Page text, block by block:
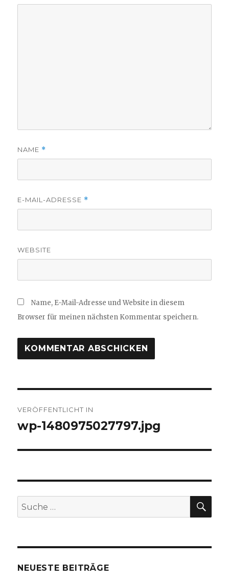
NAME *
E-MAIL-ADRESSE *
WEBSITE
Name, E-Mail-Adresse und Website in diesem
Browser für meinen nächsten Kommentar speichern.
VERÖFFENTLICHT IN
wp-1480975027797.jpg
Suche
nach:
NEUESTE BEITRÄGE